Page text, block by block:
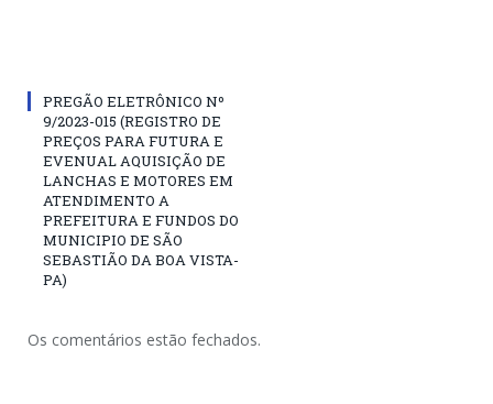
PREGÃO ELETRÔNICO Nº
9/2023-015 (REGISTRO DE
PREÇOS PARA FUTURA E
EVENUAL AQUISIÇÃO DE
LANCHAS E MOTORES EM
ATENDIMENTO A
PREFEITURA E FUNDOS DO
MUNICIPIO DE SÃO
SEBASTIÃO DA BOA VISTA-
PA)
Os comentários estão fechados.